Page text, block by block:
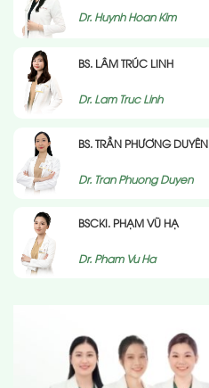
Dr. Huynh Hoan Kim
BS. LÂM TRÚC LINH
Dr. Lam Truc Linh
BS. TRẦN PHƯƠNG DUYÊN
Dr. Tran Phuong Duyen
BSCKI. PHẠM VŨ HẠ
Dr. Pham Vu Ha